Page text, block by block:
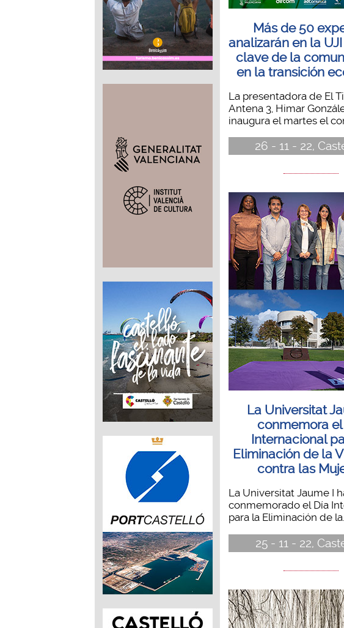
Más de 50
analizarán en la
clave de la
en la transición
La presentadora de El
Antena 3, Himar
inaugura el martes el
26 - 11 - 22,
La Universitat
conmemora el
Internacional
Eliminación de la
contra las
La Universitat Jaume I
conmemorado el Día
para la Eliminación de
25 - 11 - 22,